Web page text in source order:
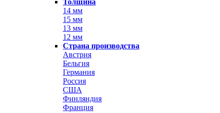
Толщина
14 мм
15 мм
13 мм
12 мм
Страна производства
Австрия
Бельгия
Германия
Россия
США
Финляндия
Франция